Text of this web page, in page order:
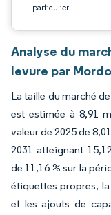
particulier
Analyse du
levure par
La taille du marché
est estimée à 8,91
valeur de 2025 de
2031 atteignant
de 11,16 % sur la
étiquettes propres,
et les ajouts de